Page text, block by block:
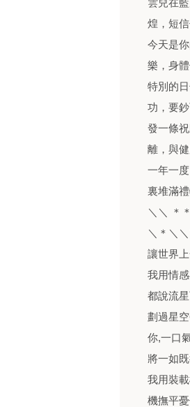
雲兒在
煌，短
今天是
樂，身
特別的
功，要
發一條
離，與
一年一
裏堆滿
＼＼ ＊
＼＊＼
讓世界
我用情
都說流
劃過星
你,一口
將一如
我用裝
機撫平